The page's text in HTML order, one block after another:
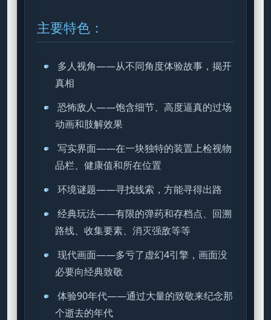
主要特色：
多人视角——从不同角度体验故事，揭开
真相
恐怖敌人——饱含细节、高度逼真的过场
动画和肢解效果
写实界面——在一块独特的装置上检视物
品栏、健康值和所在位置
环境谜题——寻找线索，方能寻得出路
经典玩法——有限的弹药和存档点、回溯
路线、收集要素、消灭强敌等等
现代画面——多亏了虚幻4引擎，画面没
必要向经典致敬
体验90年代——通过大量的致敬来纪念那
个逝去的年代